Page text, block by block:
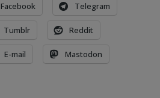
Facebook Telegram
Tumblr Reddit
E-mail Mastodon